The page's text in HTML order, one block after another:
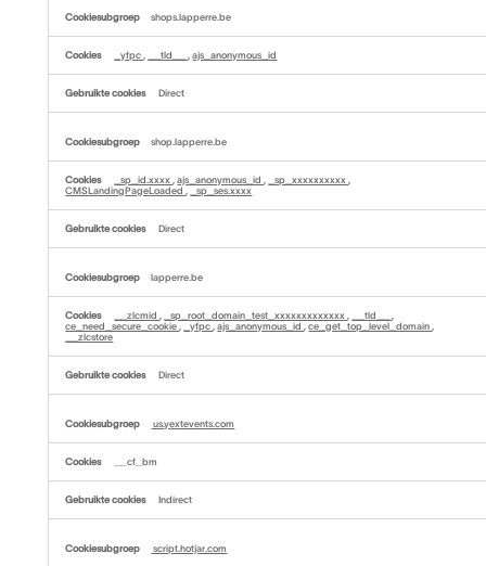
shops.lapperre.be
_yfpc, __tld__,ajs_anonymous_id
Direct
shop.lapperre.be
_sp_id.xxxx,ajs_anonymous_id, _sp_xxxxxxxxxx,
CMSLandingPageLoaded, _sp_ses.xxxx
Direct
lapperre.be
__zlcmid, _sp_root_domain_test_xxxxxxxxxxxxx, __tld__,
ce_need_secure_cookie, _yfpc,ajs_anonymous_id,ce_get_top_level_domain,
__zlcstore
Direct
us.yextevents.com
__cf_bm
Indirect
script.hotjar.com